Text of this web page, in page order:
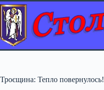
Перейти
до
вмісту
Троєщина: Тепло повернулось!